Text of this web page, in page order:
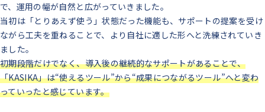
で、運用の幅が自然と広がっていきました。
当初は「とりあえず使う」状態だった機能も、サポートの提案を受け
ながら工夫を重ねることで、より自社に適した形へと洗練されていき
ました。
初期段階だけでなく、導入後の継続的なサポートがあることで、
「KASIKA」は“使えるツール”から“成果につながるツール”へと変わ
っていったと感じています。